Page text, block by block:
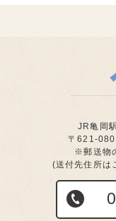
JR亀岡
〒621-
※郵送物
(送付先住所は